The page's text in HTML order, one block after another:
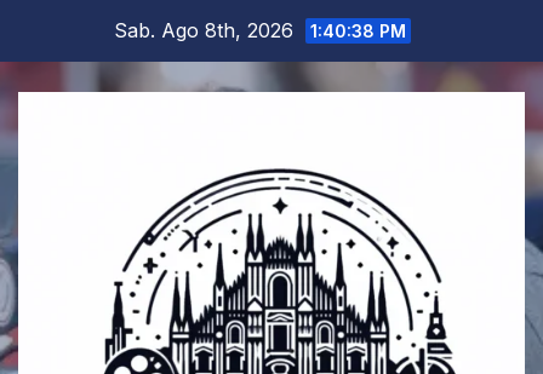
contenuto
Sab. Ago 8th, 2026 1:40:39 PM